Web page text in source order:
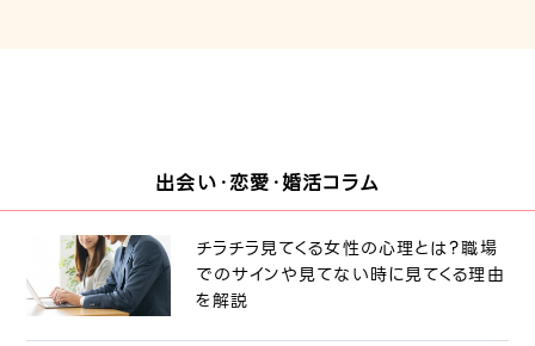
出会い・恋愛・婚活コラム
チラチラ見てくる女性の心理とは？職場
でのサインや見てない時に見てくる理由
を解説